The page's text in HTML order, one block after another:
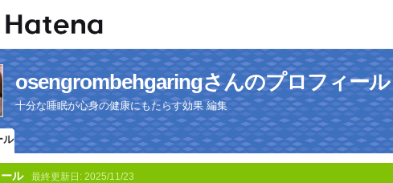
osengrombehgaringさんのプロフィール
十分な睡眠が心身の健康にもたらす効果 編集
ル
ル 最終更新日: 2025/11/23